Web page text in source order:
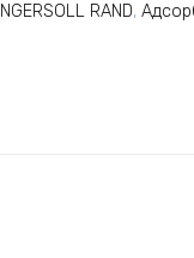
INGERSOLL RAND,